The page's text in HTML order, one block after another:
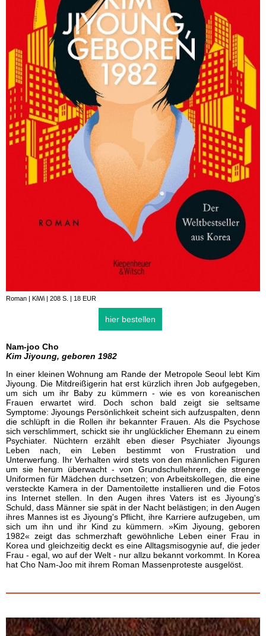
Roman | KiWi | 208 S. | 18 EUR
hier bestellen
Nam-joo Cho
Kim Jiyoung, geboren 1982
In einer kleinen Wohnung am Rande der Metropole Seoul lebt Kim
Jiyoung. Die Mitdreißigerin hat erst kürzlich ihren Job aufgegeben,
um sich um ihr Baby zu kümmern - wie es von koreanischen
Frauen erwartet wird. Doch schon bald zeigt sie seltsame
Symptome: Jiyoungs Persönlichkeit scheint sich aufzuspalten, denn
die schlüpft in die Rollen ihr bekannter Frauen. Als die Psychose
sich verschlimmert, schickt sie ihr unglücklicher Ehemann zu einem
Psychiater. Nüchtern erzählt eben dieser Psychiater Jiyoungs
Leben nach, ein Leben bestimmt von Frustration und
Unterwerfung. Ihr Verhalten wird stets von den männlichen Figuren
um sie herum überwacht - von Grundschullehrern, die strenge
Uniformen für Mädchen durchsetzen; von Arbeitskollegen, die eine
versteckte Kamera in der Damentoilette installieren und die Fotos
ins Internet stellen. In den Augen ihres Vaters ist es Jiyoung's
Schuld, dass Männer sie spät in der Nacht belästigen; in den Augen
ihres Mannes ist es Jiyoung's Pflicht, ihre Karriere aufzugeben, um
sich um ihn und ihr Kind zu kümmern. »Kim Jiyoung, geboren
1982« zeigt das schmerzhaft gewöhnliche Leben einer Frau in
Korea und gleichzeitig deckt es eine Alltagsmisogynie auf, die jeder
Frau - egal, wo auf der Welt - nur allzu bekannt vorkommt. In Korea
hat Cho Nam-Joo mit ihrem Roman Massenproteste ausgelöst.